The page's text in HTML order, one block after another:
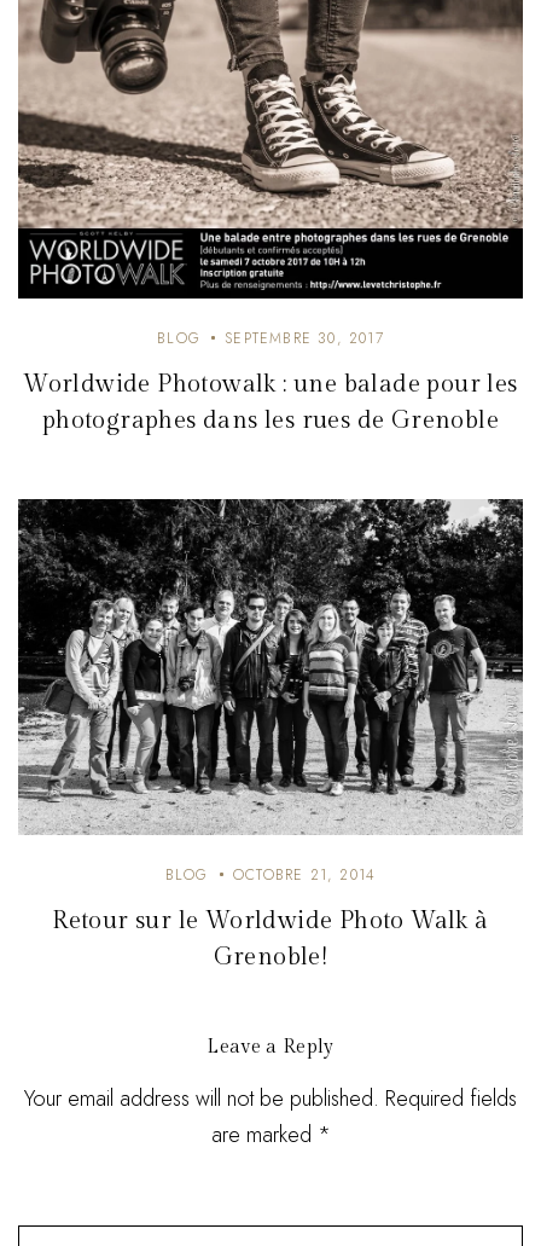
BLOG SEPTEMBRE 30, 2017
Worldwide Photowalk : une balade pour les
photographes dans les rues de Grenoble
BLOG OCTOBRE 21, 2014
Retour sur le Worldwide Photo Walk à
Grenoble!
Leave a Reply
Your email address will not be published. Required fields
are marked *